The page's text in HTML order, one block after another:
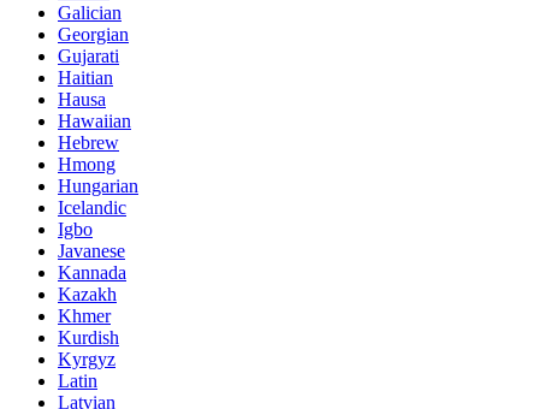
Galician
Georgian
Gujarati
Haitian
Hausa
Hawaiian
Hebrew
Hmong
Hungarian
Icelandic
Igbo
Javanese
Kannada
Kazakh
Khmer
Kurdish
Kyrgyz
Latin
Latvian